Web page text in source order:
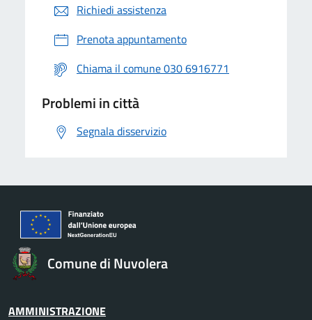
Richiedi assistenza
Prenota appuntamento
Chiama il comune 030 6916771
Problemi in città
Segnala disservizio
Comune di Nuvolera
AMMINISTRAZIONE